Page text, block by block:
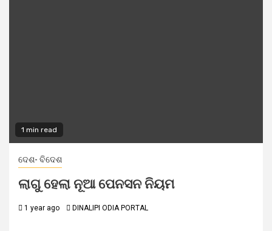
1 min read
ଦେଶ- ବିଦେଶ
ଲାଗୁ ହେଲା ନୂଆ ପେନସନ ନିୟମ
1 year ago DINALIPI ODIA PORTAL